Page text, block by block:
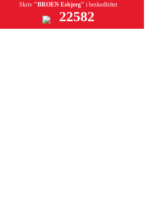
Skriv "BROEN Esbjerg" i beskedfeltet
22582